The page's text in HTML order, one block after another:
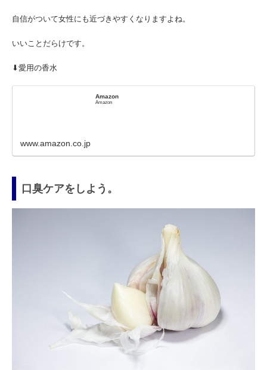
自信がついて女性にも近づきやすくなりますよね。
いいことだらけです。
⬇︎愛用の香水
Amazon
Amazon
www.amazon.co.jp
口臭ケアをしよう。